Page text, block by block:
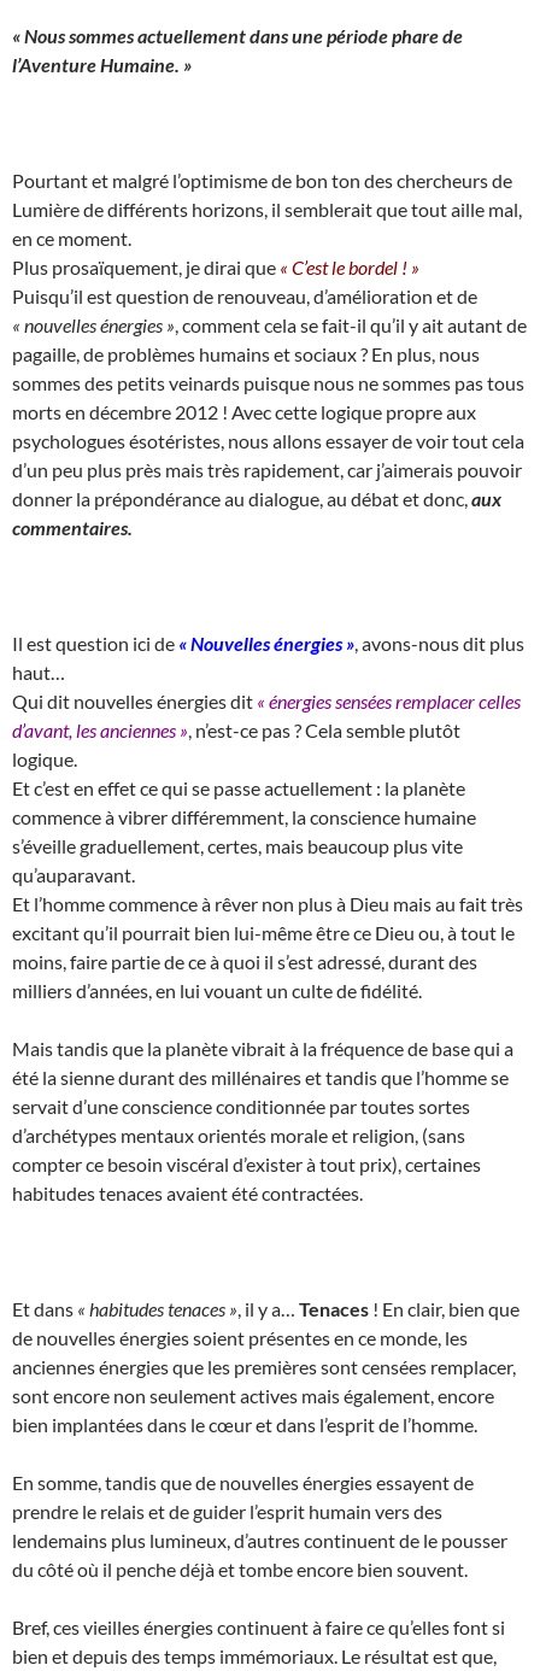
« Nous sommes actuellement dans une période phare de
l’Aventure Humaine. »
Pourtant et malgré l’optimisme de bon ton des chercheurs de
Lumière de différents horizons, il semblerait que tout aille mal,
en ce moment.
Plus prosaïquement, je dirai que « C’est le bordel ! »
Puisqu’il est question de renouveau, d’amélioration et de
« nouvelles énergies » , comment cela se fait-il qu’il y ait autant de
pagaille, de problèmes humains et sociaux ? En plus, nous
sommes des petits veinards puisque nous ne sommes pas tous
morts en décembre 2012 ! Avec cette logique propre aux
psychologues ésotéristes, nous allons essayer de voir tout cela
d’un peu plus près mais très rapidement, car j’aimerais pouvoir
donner la prépondérance au dialogue, au débat et donc, aux
commentaires.
Il est question ici de « Nouvelles énergies » , avons-nous dit plus
haut…
Qui dit nouvelles énergies dit « énergies sensées remplacer celles
d’avant, les anciennes » , n’est-ce pas ? Cela semble plutôt
logique.
Et c’est en effet ce qui se passe actuellement : la planète
commence à vibrer différemment, la conscience humaine
s’éveille graduellement, certes, mais beaucoup plus vite
qu’auparavant.
Et l’homme commence à rêver non plus à Dieu mais au fait très
excitant qu’il pourrait bien lui-même être ce Dieu ou, à tout le
moins, faire partie de ce à quoi il s’est adressé, durant des
milliers d’années, en lui vouant un culte de fidélité.
Mais tandis que la planète vibrait à la fréquence de base qui a
été la sienne durant des millénaires et tandis que l’homme se
servait d’une conscience conditionnée par toutes sortes
d’archétypes mentaux orientés morale et religion, (sans
compter ce besoin viscéral d’exister à tout prix), certaines
habitudes tenaces avaient été contractées.
Et dans « habitudes tenaces » , il y a… Tenaces ! En clair, bien que
de nouvelles énergies soient présentes en ce monde, les
anciennes énergies que les premières sont censées remplacer,
sont encore non seulement actives mais également, encore
bien implantées dans le cœur et dans l’esprit de l’homme.
En somme, tandis que de nouvelles énergies essayent de
prendre le relais et de guider l’esprit humain vers des
lendemains plus lumineux, d’autres continuent de le pousser
du côté où il penche déjà et tombe encore bien souvent.
Bref, ces vieilles énergies continuent à faire ce qu’elles font si
bien et depuis des temps immémoriaux. Le résultat est que,